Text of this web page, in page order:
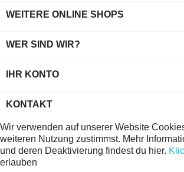
WEITERE ONLINE SHOPS
WER SIND WIR?
IHR KONTO
KONTAKT
Wir verwenden auf unserer Website
weiteren Nutzung zustimmst. Mehr
und deren Deaktivierung findest du hier.
erlauben